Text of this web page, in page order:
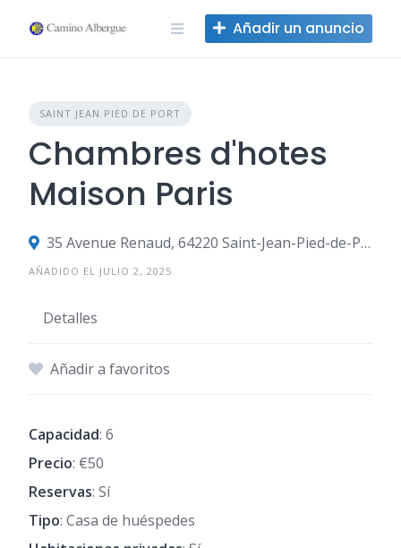
Añadir un anuncio
SAINT JEAN PIED DE PORT
Chambres d'hotes
Maison Paris
35 Avenue Renaud, 64220 Saint-Jean-Pied-de-Port, Francia
AÑADIDO EL JULIO 2, 2025
Detalles
Añadir a favoritos
Capacidad: 6
Precio: €50
Reservas: Sí
Tipo: Casa de huéspedes